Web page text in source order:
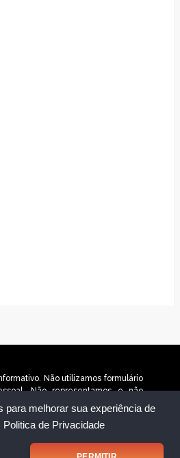
para melhorar sua experiência de
Politica de Privacidade
Não utilizamos formulário
Não representamos e não
empresa ou programa citado
© 2025 revistaamora.com.br –
© 2026 revistaamora.com.br